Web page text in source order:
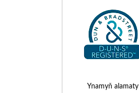
Ynamyň alamaty